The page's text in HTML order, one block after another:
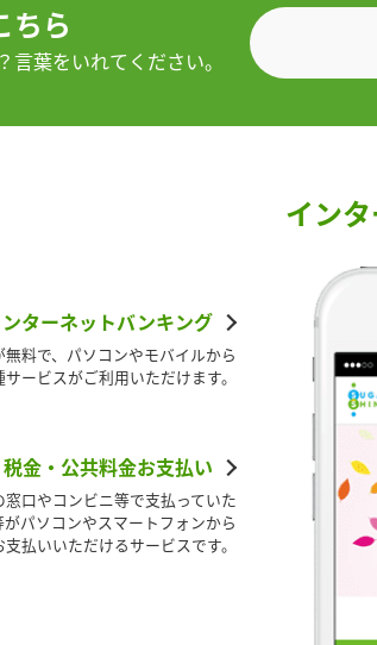
ちら
葉をいれてください。
イン
ターネットバンキング
無料で、パソコンやモバイルから
サービスがご利用いただけます。
税金・公共料金お支払い
窓口やコンビニ等で支払っていた
パソコンやスマートフォンから
支払いいただけるサービスです。